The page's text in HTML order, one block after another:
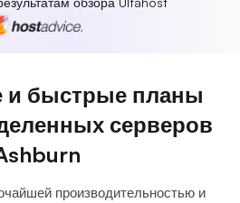
и быстрые планы
серверов
производительностью и